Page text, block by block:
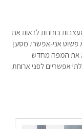
בוחרות לראות את
פשוט אני-אפשרי. מסען
את המפה מחדש
אפשריים לפני ארוחת